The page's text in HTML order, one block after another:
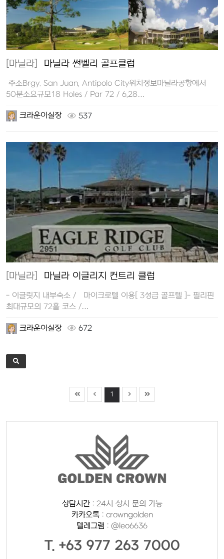
[마닐라] 마닐라 썬벨리 골프클럽
주소Brgy. San Juan, Antipolo City위치정보마닐라공항에서
50분소요규모18 Holes / Par 72 / 6,28…
크라운이실장 537
[마닐라] 마닐라 이글리지 컨트리 클럽
- 이글릿지 내부숙소 / 마이크로텔 이용[ 3성급 골프텔 ]- 필리핀
최대규모의 72홀 코스 /…
크라운이실장 672
1
상담시간: 24시 상시 문의 가능
카카오톡: crowngolden
텔레그램 : @leo6636
T. +63 977 263 7000